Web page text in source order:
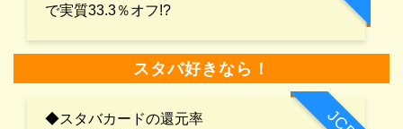
で実質33.3％オフ!?
スタバ好きなら！
◆スタバカードの還元率